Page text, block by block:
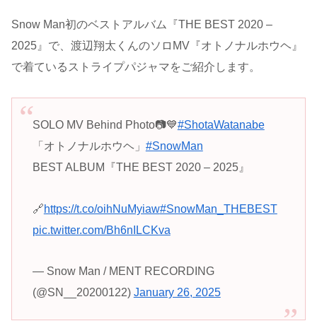
Snow Man初のベストアルバム『THE BEST 2020 –
2025』で、渡辺翔太くんのソロMV『オトノナルホウヘ』
で着ているストライプパジャマをご紹介します。
SOLO MV Behind Photo📷💙#ShotaWatanabe
「オトノナルホウヘ」 #SnowMan
BEST ALBUM『THE BEST 2020 – 2025』
🔗https://t.co/oihNuMyiaw#SnowMan_THEBEST
pic.twitter.com/Bh6nILCKva
— Snow Man / MENT RECORDING
(@SN__20200122) January 26, 2025